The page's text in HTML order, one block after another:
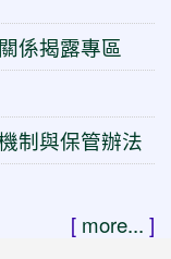
係揭露專區
制與保管辦法
[ more... ]